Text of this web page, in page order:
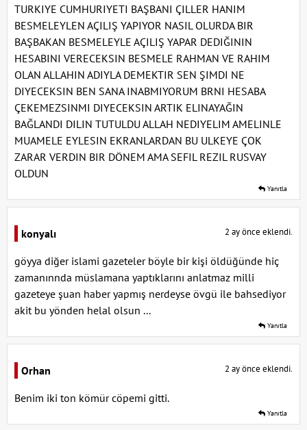
TURKIYE CUMHURIYETI BAŞBANI ÇILLER HANIM
BESMELEYLEN AÇILIŞ YAPIYOR NASIL OLURDA BIR
BAŞBAKAN BESMELEYLE AÇILIŞ YAPAR DEDIĞININ
HESABINI VERECEKSIN BESMELE RAHMAN VE RAHIM
OLAN ALLAHIN ADIYLA DEMEKTIR SEN ŞIMDI NE
DIYECEKSIN BEN SANA INABMIYORUM BRNI HESABA
ÇEKEMEZSINMI DIYECEKSIN ARTIK ELINAYAĞIN
BAĞLANDI DILIN TUTULDU ALLAH NEDIYELIM AMELINLE
MUAMELE EYLESIN EKRANLARDAN BU ULKEYE ÇOK
ZARAR VERDIN BIR DÖNEM AMA SEFIL REZIL RUSVAY
OLDUN
Yanıtla
konyalı 2 ay önce eklendi.
göyya diğer islami gazeteler böyle bir kişi öldüğünde hiç
zamanınnda müslamana yaptıklarını anlatmaz milli
gazeteye şuan haber yapmış nerdeyse övgü ile bahsediyor
akit bu yönden helal olsun ...
Yanıtla
Orhan 2 ay önce eklendi.
Benim iki ton kömür cöpemi gitti.
Yanıtla